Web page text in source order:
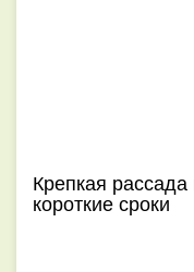
Крепкая рассада
короткие сроки